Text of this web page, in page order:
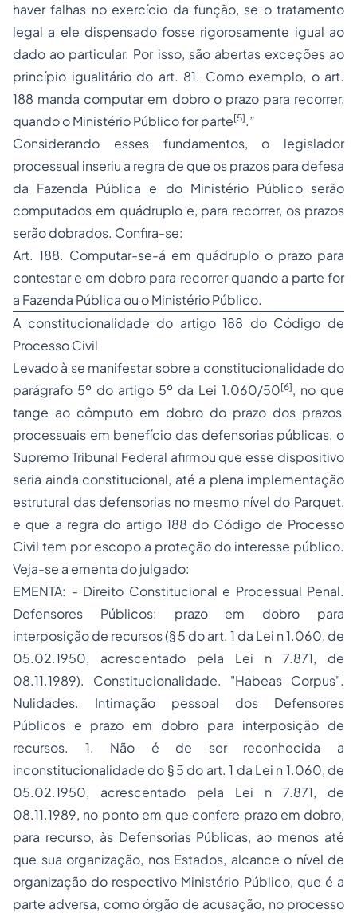
haver falhas no exercício da função, se o tratamento
legal a ele dispensado fosse rigorosamente igual ao
dado ao particular. Por isso, são abertas exceções ao
princípio igualitário do art. 81. Como exemplo, o art.
188 manda computar em dobro o prazo para recorrer,
quando o Ministério Público for parte[5].”
Considerando esses fundamentos, o legislador
processual inseriu a regra de que os prazos para defesa
da Fazenda Pública e do Ministério Público serão
computados em quádruplo e, para recorrer, os prazos
serão dobrados. Confira-se:
Art. 188. Computar-se-á em quádruplo o prazo para
contestar e em dobro para recorrer quando a parte for
a Fazenda Pública ou o Ministério Público.
A constitucionalidade do artigo 188 do Código de
Processo Civil
Levado à se manifestar sobre a constitucionalidade do
parágrafo 5º do artigo 5º da Lei 1.060/50[6], no que
tange ao cômputo em dobro do prazo dos prazos
processuais em benefício das defensorias públicas, o
Supremo Tribunal Federal afirmou que esse dispositivo
seria ainda constitucional, até a plena implementação
estrutural das defensorias no mesmo nível do Parquet,
e que a regra do artigo 188 do Código de Processo
Civil tem por escopo a proteção do interesse público.
Veja-se a ementa do julgado:
EMENTA: - Direito Constitucional e Processual Penal.
Defensores Públicos: prazo em dobro para
interposição de recursos (§ 5 do art. 1 da Lei n 1.060, de
05.02.1950, acrescentado pela Lei n 7.871, de
08.11.1989). Constitucionalidade. "Habeas Corpus".
Nulidades. Intimação pessoal dos Defensores
Públicos e prazo em dobro para interposição de
recursos. 1. Não é de ser reconhecida a
inconstitucionalidade do § 5 do art. 1 da Lei n 1.060, de
05.02.1950, acrescentado pela Lei n 7.871, de
08.11.1989, no ponto em que confere prazo em dobro,
para recurso, às Defensorias Públicas, ao menos até
que sua organização, nos Estados, alcance o nível de
organização do respectivo Ministério Público, que é a
parte adversa, como órgão de acusação, no processo